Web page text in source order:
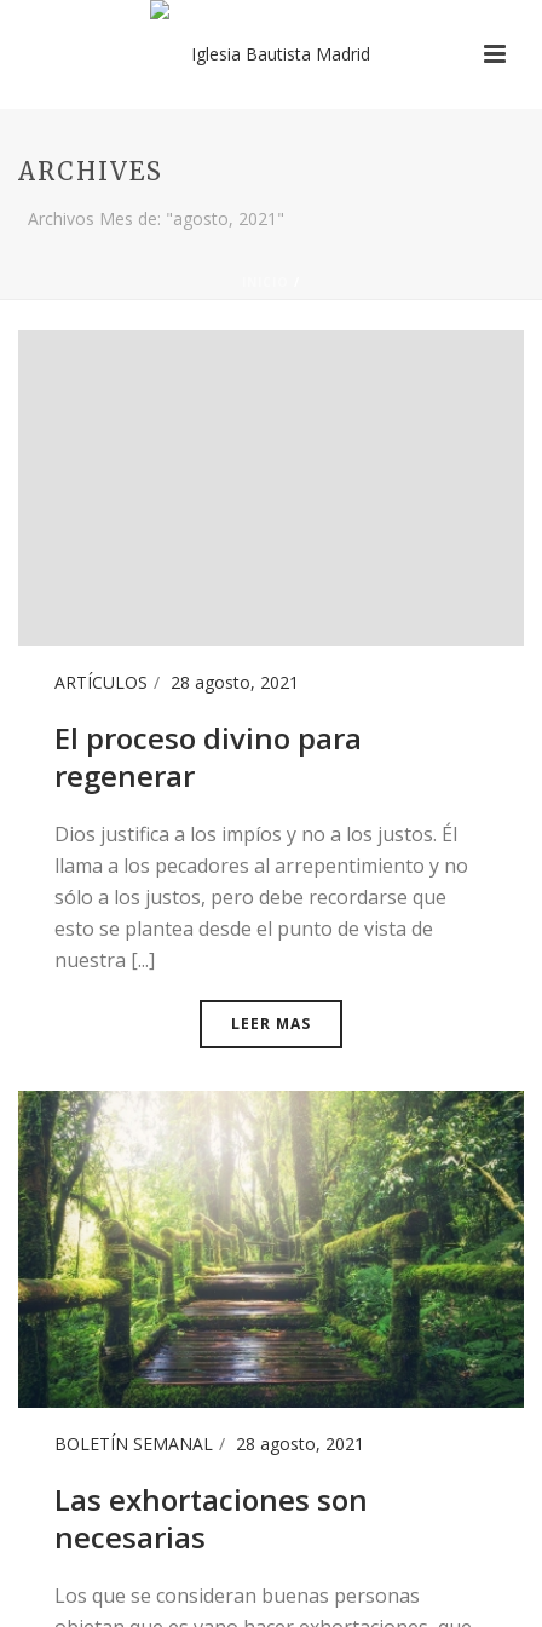
ARCHIVES
Archivos Mes de: "agosto, 2021"
ARTÍCULOS 28 agosto, 2021
El proceso divino para
regenerar
Dios justifica a los impíos y no a los justos. Él
llama a los pecadores al arrepentimiento y no
sólo a los justos, pero debe recordarse que
esto se plantea desde el punto de vista de
nuestra [...]
LEER MAS
BOLETÍN SEMANAL 28 agosto, 2021
Las exhortaciones son
necesarias
Los que se consideran buenas personas